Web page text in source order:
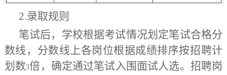
2.录取规则
笔试后，学校根据考试情况划定笔试合格分
数线，分数线上各岗位根据成绩排序按招聘计
划数3倍，确定通过笔试入围面试人选。 招聘岗